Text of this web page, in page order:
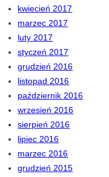
kwiecień 2017
marzec 2017
luty 2017
styczeń 2017
grudzień 2016
listopad 2016
październik 2016
wrzesień 2016
sierpień 2016
lipiec 2016
marzec 2016
grudzień 2015